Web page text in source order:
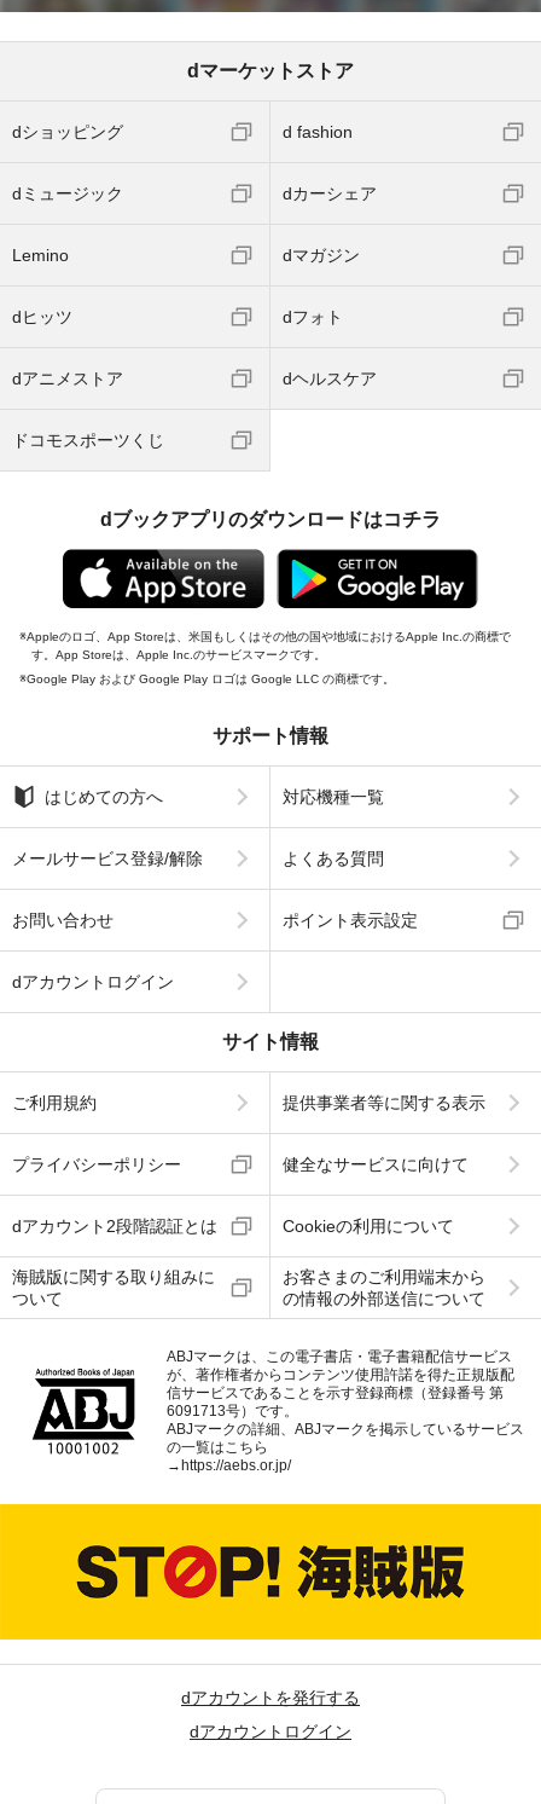
dマーケットストア
dショッピング d fashion
dミュージック dカーシェア
Lemino dマガジン
dヒッツ dフォト
dアニメストア dヘルスケア
ドコモスポーツくじ
dブックアプリのダウンロードはコチラ
Appleのロゴ、App Storeは、米国もしくはその他の国や地域におけるApple Inc.の商標で
す。App Storeは、Apple Inc.のサービスマークです。
Google Play および Google Play ロゴは Google LLC の商標です。
サポート情報
はじめての方へ 対応機種一覧
メールサービス登録/解除 よくある質問
お問い合わせ ポイント表示設定
dアカウントログイン
サイト情報
ご利用規約 提供事業者等に関する表示
プライバシーポリシー 健全なサービスに向けて
dアカウント2段階認証とは Cookieの利用について
海賊版に関する取り組みに
ついて
お客さまのご利用端末から
の情報の外部送信について
ABJマークは、この電子書店・電子書籍配信サービス
が、著作権者からコンテンツ使用許諾を得た正規版配
信サービスであることを示す登録商標（登録番号 第
6091713号）です。
ABJマークの詳細、ABJマークを掲示しているサービス
の一覧はこちら
→https://aebs.or.jp/
dアカウントを発行する
dアカウントログイン